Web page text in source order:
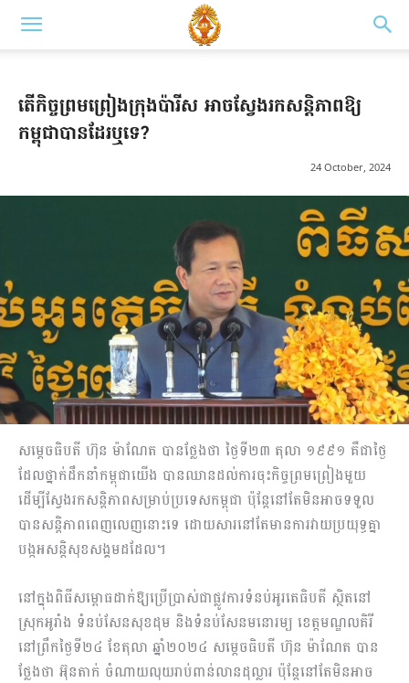
តើកិច្ចព្រមព្រៀងក្រុងប៉ារីស អាចស្វែងរកសន្តិភាពឱ្យ
កម្ពុជាបានដែរឬទេ?
24 October, 2024
សម្តេចធិបតី ហ៊ុន ម៉ាណែត បានថ្លែងថា ថ្ងៃទី២៣ តុលា ១៩៩១ គឺជាថ្ងៃ
ដែលថ្នាក់ដឹកនាំកម្ពុជាយើង បានឈានដល់ការចុះកិច្ចព្រមព្រៀងមួយ
ដើម្បីស្វែងរកសន្តិភាពសម្រាប់ប្រទេសកម្ពុជា ប៉ុន្តែនៅតែមិនអាចទទួល
បានសន្តិភាពពេញលេញនោះទេ ដោយសារនៅតែមានការវាយប្រយុទ្ធគ្នា
បង្កអសន្តិសុខសង្គមដដែល។
នៅក្នុងពិធីសម្ពោធដាក់ឱ្យប្រើប្រាស់ជាផ្លូវការទំនប់អូរតេធិបតី ស្ថិតនៅ
ស្រុកអូរាំង ទំនប់សែនសុខដុម និងទំនប់សែនមនោរម្យ ខេត្តមណ្ឌលគិរី
នៅព្រឹកថ្ងៃទី២៤ ខែតុលា ឆ្នាំ២០២៤ សម្តេចធិបតី ហ៊ុន ម៉ាណែត បាន
ថ្លែងថា អ៊ុនតាក់ ចំណាយលុយរាប់ពាន់លានដុល្លារ ប៉ុន្តែនៅតែមិនអាច